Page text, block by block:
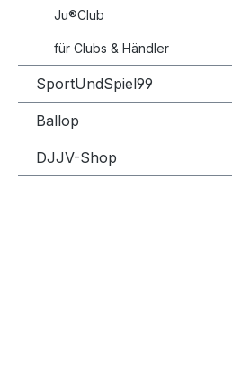
Ju®Club
für Clubs & Händler
SportUndSpiel99
Ballop
DJJV-Shop